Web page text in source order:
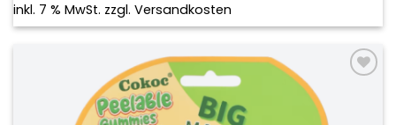
inkl. 7 % MwSt. zzgl. Versandkosten